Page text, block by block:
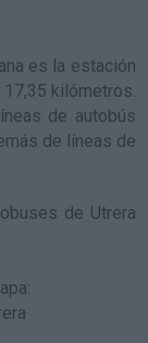
es la estación
kilómetros.
de autobús
de líneas de
de Utrera
: